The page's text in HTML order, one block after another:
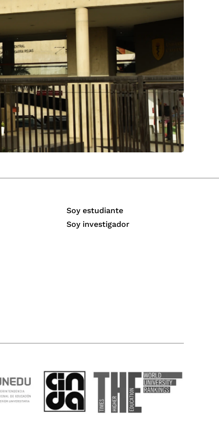
Soy estudiante
Soy investigador